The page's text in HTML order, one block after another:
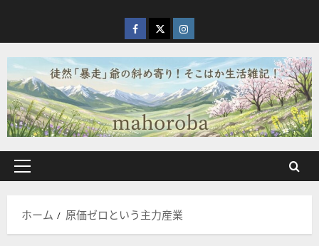
を
ス
キ
ッ
プ
facebook
X Instagram
メ
ン
ホーム 原価ゼロという主力産業